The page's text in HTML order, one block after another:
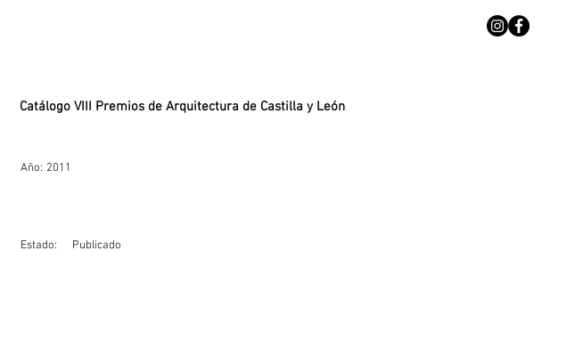
Catálogo VIII Premios de Arquitectura de Castilla y León
2011
Año:
Estado: Publicado